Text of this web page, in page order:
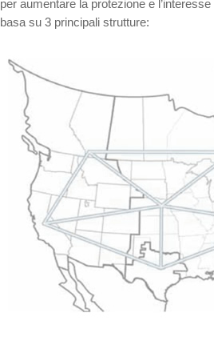
per aumentare la protezione e
basa su 3 principali strutture: